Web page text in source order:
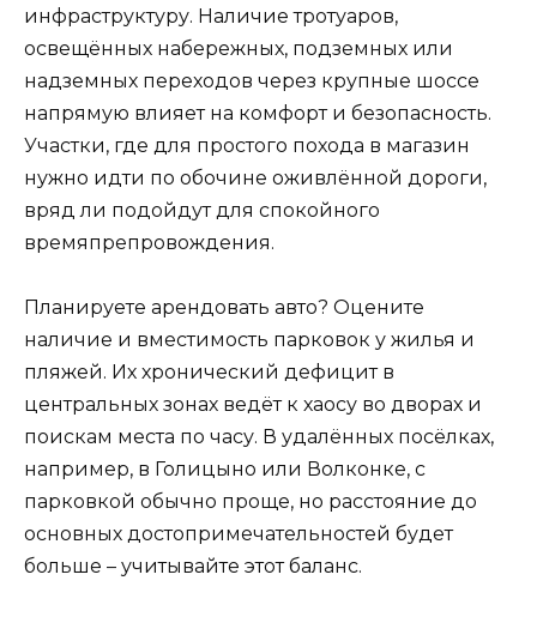
инфраструктуру. Наличие тротуаров,
освещённых набережных, подземных или
надземных переходов через крупные шоссе
напрямую влияет на комфорт и безопасность.
Участки, где для простого похода в магазин
нужно идти по обочине оживлённой дороги,
вряд ли подойдут для спокойного
времяпрепровождения.
Планируете арендовать авто? Оцените
наличие и вместимость парковок у жилья и
пляжей. Их хронический дефицит в
центральных зонах ведёт к хаосу во дворах и
поискам места по часу. В удалённых посёлках,
например, в Голицыно или Волконке, с
парковкой обычно проще, но расстояние до
основных достопримечательностей будет
больше – учитывайте этот баланс.